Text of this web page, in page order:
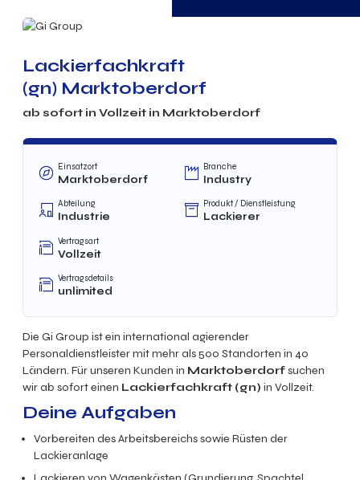
Lackierfachkraft
(gn) Marktoberdorf
ab sofort in Vollzeit in Marktoberdorf
Einsatzort
Marktoberdorf
Branche
Industry
Abteilung
Industrie
Produkt / Dienstleistung
Lackierer
Vertragsart
Vollzeit
Vertragsdetails
unlimited
Die Gi Group ist ein international agierender
Personaldienstleister mit mehr als 500 Standorten in 40
Ländern. Für unseren Kunden in Marktoberdorfsuchen
wir ab sofort einen Lackierfachkraft (gn) in Vollzeit.
Deine Aufgaben
Vorbereiten des Arbeitsbereichs sowie Rüsten der
Lackieranlage